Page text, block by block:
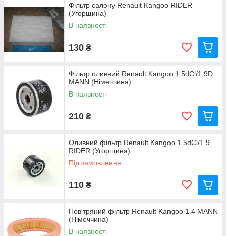
Фільтр салону Renault Kangoo RIDER
(Угорщина)
В наявності
130 ₴
Фільтр оливний Renault Kangoo 1.5dCi/1.9D
MANN (Німеччина)
В наявності
210 ₴
Оливний фільтр Renault Kangoo 1.5dCi/1.9
RIDER (Угорщина)
Під замовлення
110 ₴
Повітряний фільтр Renault Kangoo 1.4 MANN
(Німеччина)
В наявності